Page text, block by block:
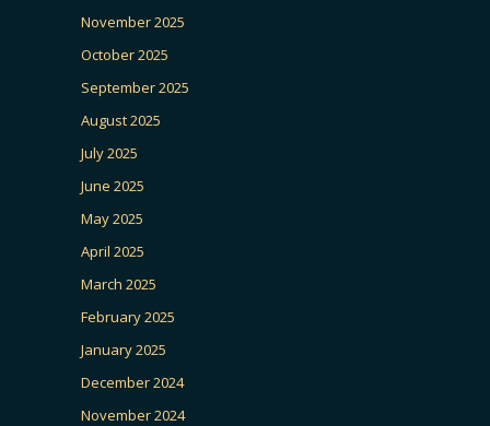
November 2025
October 2025
September 2025
August 2025
July 2025
June 2025
May 2025
April 2025
March 2025
February 2025
January 2025
December 2024
November 2024